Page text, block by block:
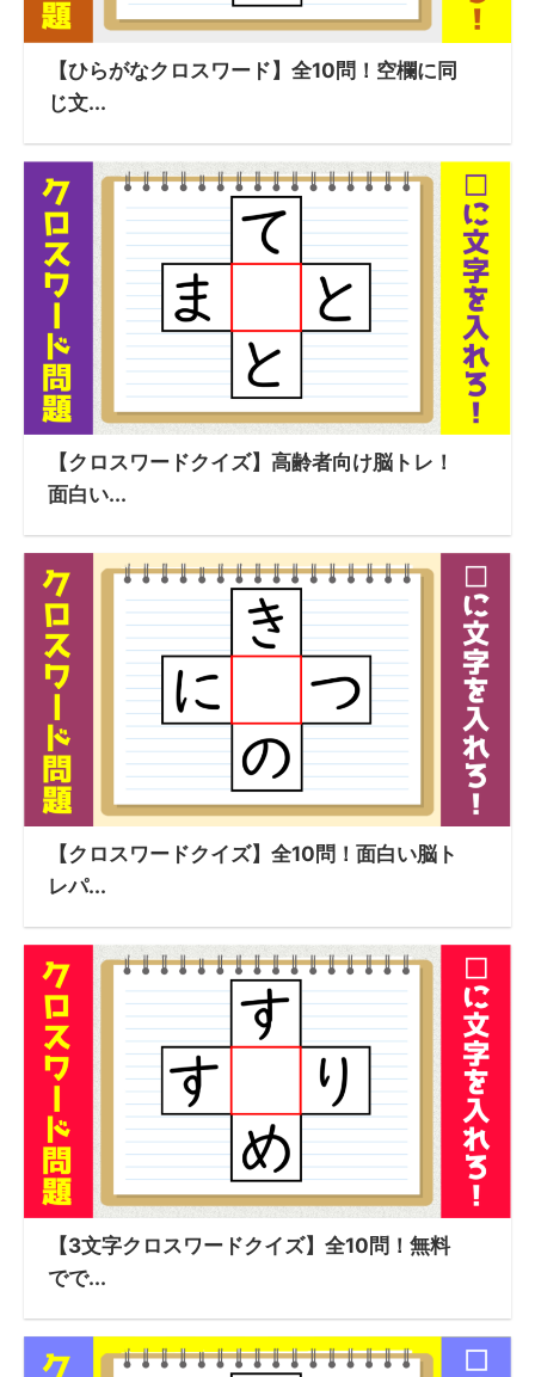
【ひらがなクロスワード】全10問！空欄に同
じ文...
【クロスワードクイズ】高齢者向け脳トレ！
面白い...
【クロスワードクイズ】全10問！面白い脳ト
レパ...
【3文字クロスワードクイズ】全10問！無料
でで...